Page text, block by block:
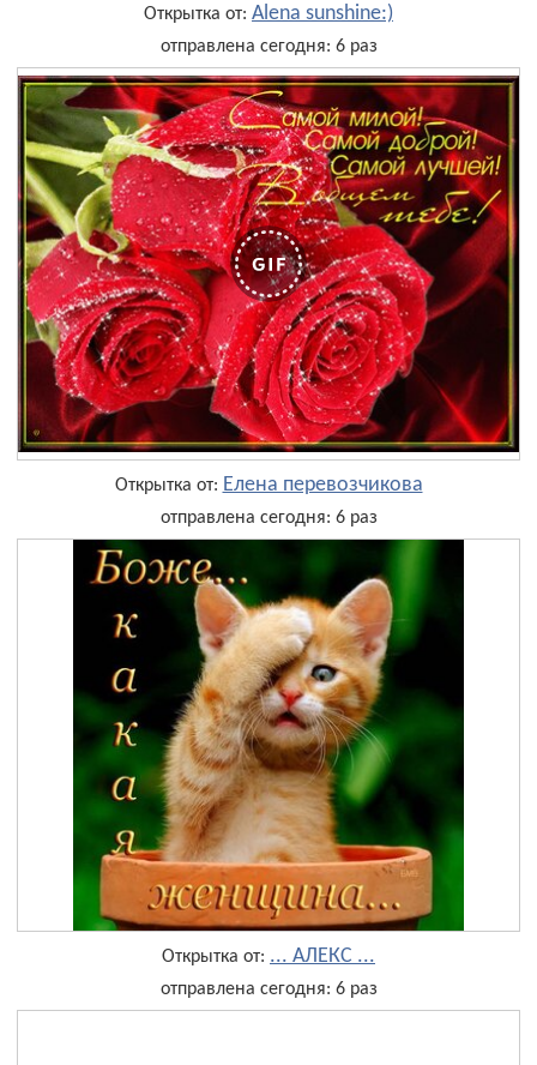
Открытка от: Alena sunshine:)
отправлена сегодня: 6 раз
Открытка от: Елена перевозчикова
отправлена сегодня: 6 раз
Открытка от: ... АЛЕКС ...
отправлена сегодня: 6 раз